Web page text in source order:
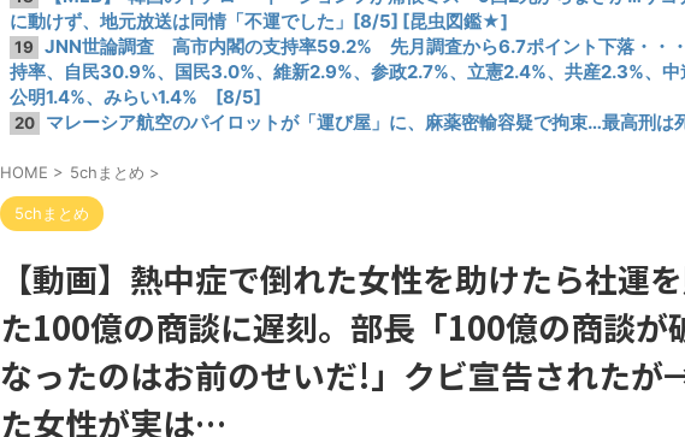
に動けず、地元放送は同情「不運でした」[8/5] [昆虫図鑑★]
19
JNN世論調査 高市内閣の支持率59.2% 先月調査から6.7ポイント下落・・
持率、自民30.9%、国民3.0%、維新2.9%、参政2.7%、立憲2.4%、共産2.3%、中
公明1.4%、みらい1.4% [8/5]
20 マレーシア航空のパイロットが「運び屋」に、麻薬密輸容疑で拘束…最高刑は
HOME > 5chまとめ >
5chまとめ
【動画】熱中症で倒れた女性を助けたら社運
た100億の商談に遅刻。部長「100億の商談が
なったのはお前のせいだ!」クビ宣告されたが
た女性が実は…